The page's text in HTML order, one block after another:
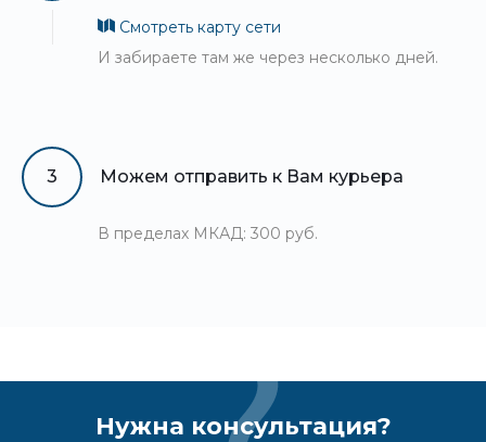
Смотреть карту сети
И забираете там же через несколько дней.
3 Можем отправить к Вам курьера
В пределах МКАД: 300 руб.
Нужна консультация?